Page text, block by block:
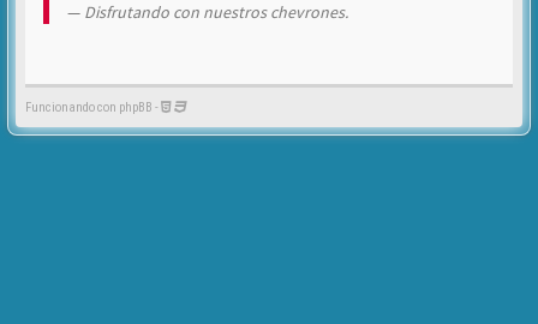
Disfrutando con nuestros chevrones.
Funcionando con phpBB -